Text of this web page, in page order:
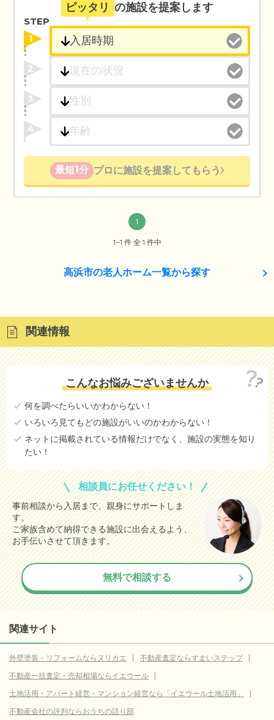
ピッタリ の施設を提案します
STEP
1
2
3
4
最短1分 プロに施設を提案してもらう
1
1~1 件 全 1 件中
高浜市の老人ホーム一覧から探す
関連情報
こんなお悩みございませんか
何を調べたらいいかわからない！
いろいろ見てもどの施設がいいのかわからない！
ネットに掲載されている情報だけでなく、施設の実態を知り
たい！
相談員にお任せください！
事前相談から入居まで、親身にサポートしま
す。
ご家族含めて納得できる施設に出会えるよう、
お手伝いさせて頂きます。
無料で相談する
関連サイト
外壁塗装・リフォームならヌリカエ
不動産査定ならすまいステップ
不動産一括査定・売却相場ならイエウール
土地活用・アパート経営・マンション経営なら「イエウール土地活用」
不動産会社の評判ならおうちの語り部